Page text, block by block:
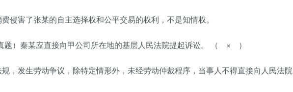
侵害了张某的自主选择权和公平交易的权利，不是知情权。
题）秦某应直接向甲公司所在地的基层人民法院提起诉讼。 （ × ）
，发生劳动争议，除特定情形外，未经劳动仲裁程序，当事人不得直接向人民法院